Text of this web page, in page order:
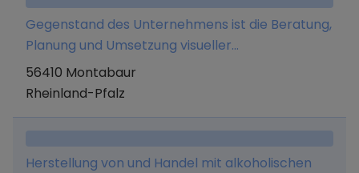
Gewerken und Dienstleistungen, die im
Zusammenhang mit dem Unternehmenszweck
stehen. Des Weiteren den Vertrieb von
Merchandise und Beratungsdienstleistungen
rund um das Thema finanzielle Bildung.
Gegenstand des Unternehmens ist die Beratung,
Planung und Umsetzung visueller
Kommunikationsräume im Bereich Messe-
Event-Design
56410 Montabaur
Rheinland-Pfalz
Herstellung von und Handel mit alkoholischen